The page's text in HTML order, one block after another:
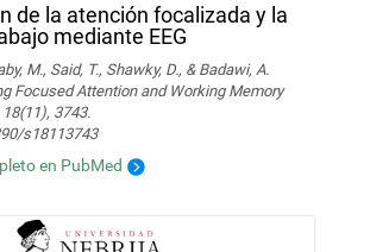
de la atención focalizada y la
mediante EEG
M., Said, T., Shawky, D., & Badawi, A.
Focused Attention and Working Memory
3743.
s18113743
en PubMed